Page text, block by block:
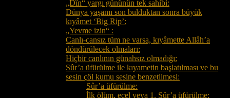
„Dîn“ yargı gününün tek sahibi:
Dünya yaşamı son bulduktan sonra büyük
kıyâmet ‘Big Rip’:
„Yevme izin“ :
Canlı-cansız tüm ne varsa, kıyâmette Allâh’a
döndürülecek olmaları:
Hiçbir canlının günahsız olmadığı:
Sûr’a üfürülme ile kıyametin başlatılması ve bu
sesin çöl kumu sesine benzetilmesi:
Sûr’a üfürülme:
İlk ölüm, ecel veya 1. Sûr’a üfürülme: